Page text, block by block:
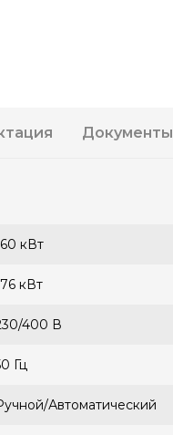
Документы
кВт
кВт
400 В
Гц
Автоматический